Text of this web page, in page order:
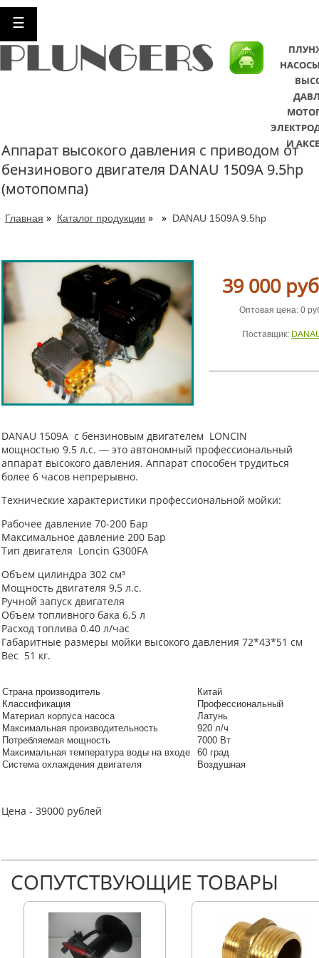
☰
И
Аппарат высокого давления с приводом от
бензинового двигателя DANAU 1509A 9.5hp
(мотопомпа)
Главная » Каталог продукции » » DANAU 1509A 9.5hp
39 000
Оптовая цена: 0
Поставщик:
DANAU 1509A с бензиновым двигателем LONCIN
мощностью 9.5 л.с. ― это автономный профессиональный
аппарат высокого давления. Аппарат способен трудиться
более 6 часов непрерывно.
Технические характеристики профессиональной мойки:
Рабочее давление 70-200 Бар
Максимальное давление 200 Бар
Тип двигателя Loncin G300FA
Объем цилиндра 302 см³
Мощность двигателя 9,5 л.с.
Ручной запуск двигателя
Объем топливного бака 6.5 л
Расход топлива 0.40 л/час
Габаритные размеры мойки высокого давления 72*43*51 см
Вес 51 кг.
Страна производитель
Китай
Классификация
Профессиональный
Материал корпуса насоса
Латунь
Максимальная производительность
920 л/ч
Потребляемая мощность
7000 Вт
Максимальная температура воды на входе
60 град
Система охлаждения двигателя
Воздушная
Цена - 39000 рублей
СОПУТСТВУЮЩИЕ ТОВАРЫ